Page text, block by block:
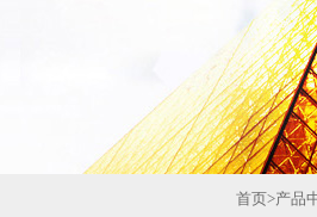
首页>产品